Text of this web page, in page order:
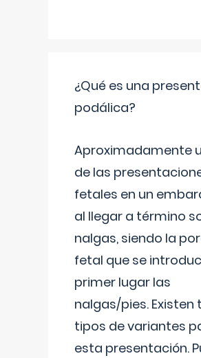
¿Qué es una
podálica?
Aproximadamente
de las
fetales en un
al llegar a término
nalgas, siendo la
fetal que se
primer lugar las
nalgas/pies. Existen
tipos de variantes
esta presentación.